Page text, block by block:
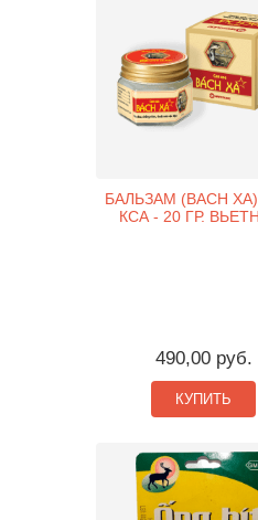
БАЛЬЗАМ (BACH
КСА - 20 ГР.
490,00 руб.
КУПИТЬ